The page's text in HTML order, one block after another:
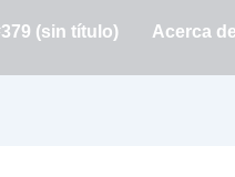
(sin título) Acerca